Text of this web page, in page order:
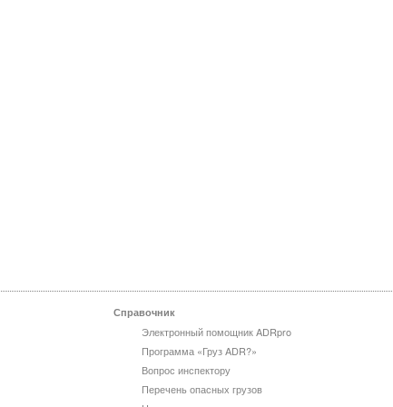
Справочник
Электронный помощник ADRpro
Программа «Груз ADR?»
Вопрос инспектору
Перечень опасных грузов